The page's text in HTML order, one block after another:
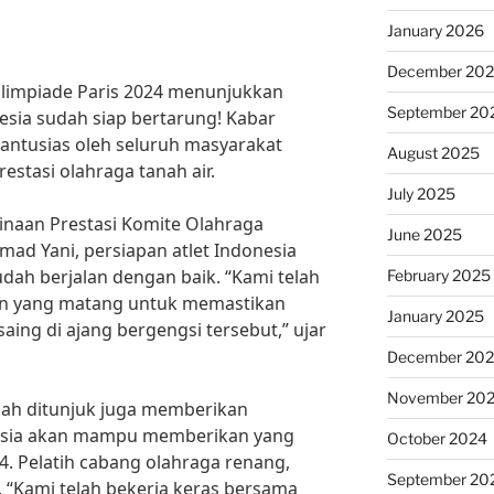
Paris 2024 menunjukkan
sudah siap bertarung! Kabar
oleh seluruh masyarakat
olahraga tanah air.
Prestasi Komite Olahraga
Yani, persiapan atlet Indonesia
berjalan dengan baik. “Kami telah
yang matang untuk memastikan
di ajang bergengsi tersebut,” ujar
ditunjuk juga memberikan
akan mampu memberikan yang
Pelatih cabang olahraga renang,
telah bekerja keras bersama
January 2026
December
September
August 2025
July 2025
June 2025
February 2025
January 2025
December
November
October 2024
September